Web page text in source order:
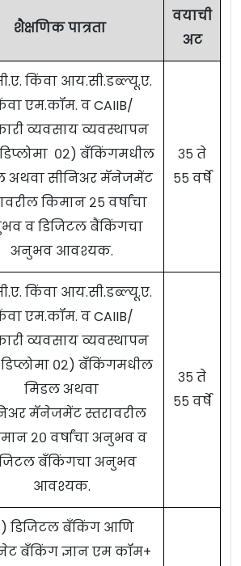
शैक्षणिक पात्रता
वयाची
अट
किंवा आय.सी.डब्ल्यू.ए.
एम.कॉम. व CAIIB/
व्यवसाय व्यवस्थापन
०२) बँकिंगमधील
अथवा सीनिअर मॅनेजमेंट
किमान २५ वर्षांचा
व डिजिटल बैंकिंगचा
अनुभव आवश्यक.
३५ ते
५५ वर्षे
किंवा आय.सी.डब्ल्यू.ए.
एम.कॉम. व CAIIB/
व्यवसाय व्यवस्थापन
०२) बँकिंगमधील
मिडल अथवा
मॅनेजमेंट स्तरावरील
२० वर्षांचा अनुभव व
बँकिंगचा अनुभव
आवश्यक.
३५ ते
५५ वर्षे
डिजिटल बँकिंग आणि
बँकिंग ज्ञान एम कॉम+